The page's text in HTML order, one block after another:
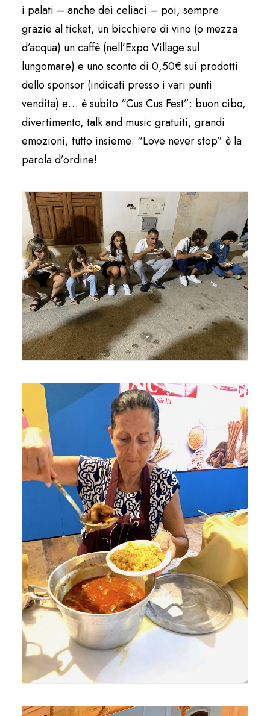
i palati – anche dei celiaci – poi, sempre
grazie al ticket, un bicchiere di vino (o mezza
d’acqua) un caffè (nell’Expo Village sul
lungomare) e uno sconto di 0,50€ sui prodotti
dello sponsor (indicati presso i vari punti
vendita) e… è subito “Cus Cus Fest”: buon cibo,
divertimento, talk and music gratuiti, grandi
emozioni, tutto insieme: “Love never stop” è la
parola d’ordine!